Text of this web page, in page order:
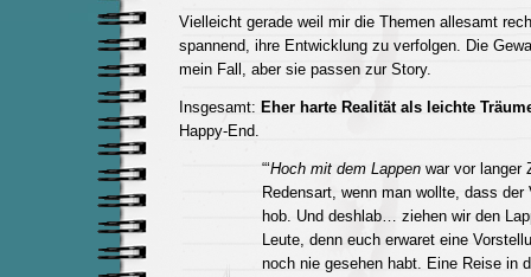
Vielleicht gerade weil mir die Themen allesamt
spannend, ihre Entwicklung zu verfolgen. Die
mein Fall, aber sie passen zur Story.
Insgesamt: Eher harte Realität als leichte
Happy-End.
“‘Hoch mit dem Lappen war vor langer
Redensart, wenn man wollte, dass der
hob. Und deshlab… ziehen wir den
Leute, denn euch erwaret eine
noch nie gesehen habt. Eine Reise in